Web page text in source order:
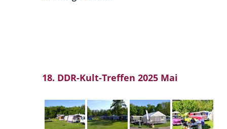
18. DDR-Kult-Treffen 2025 Mai